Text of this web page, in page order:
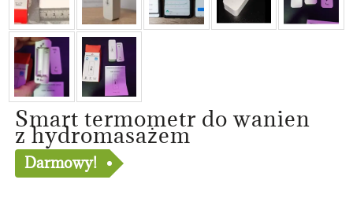
Smart termometr do wanien
z hydromasażem
Darmowy!